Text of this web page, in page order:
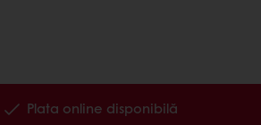
Plata online disponibilă